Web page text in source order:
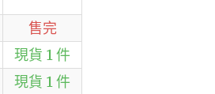
售完
現貨 1 件
現貨 1 件